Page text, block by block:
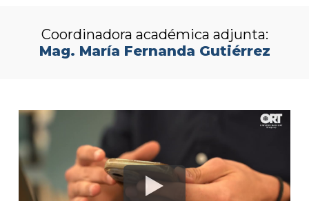
Coordinadora académica adjunta:
Mag. María Fernanda Gutiérrez